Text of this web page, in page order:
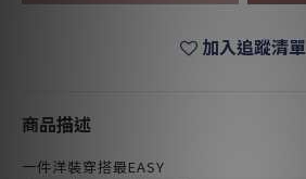
加入追蹤清單
商品描述
一件洋裝穿搭最EASY